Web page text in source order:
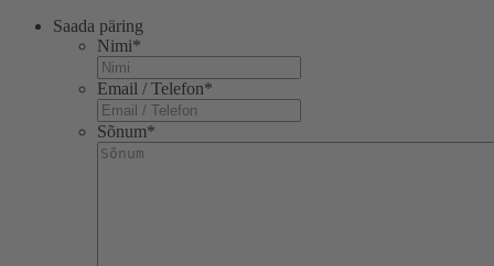
Saada päring
Nimi*
Email / Telefon*
Sõnum*